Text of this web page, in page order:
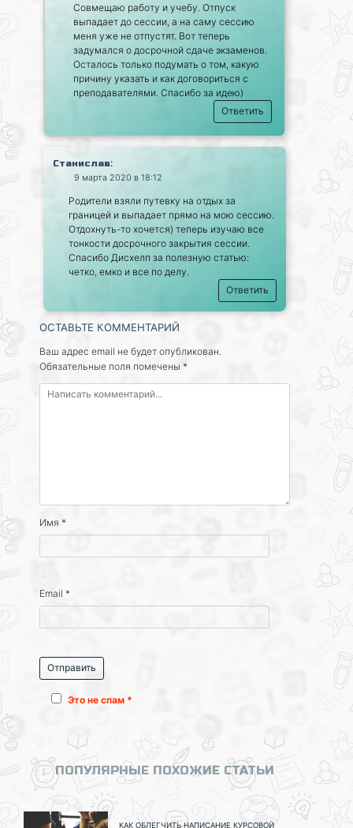
Совмещаю работу и учебу. Отпуск
выпадает до сессии, а на саму сессию
меня уже не отпустят. Вот теперь
задумался о досрочной сдаче экзаменов.
Осталось только подумать о том, какую
причину указать и как договориться с
преподавателями. Спасибо за идею)
Ответить
Станислав:
9 марта 2020 в 18:12
Родители взяли путевку на отдых за
границей и выпадает прямо на мою сессию.
Отдохнуть-то хочется) теперь изучаю все
тонкости досрочного закрытия сессии.
Спасибо Дисхелп за полезную статью:
четко, емко и все по делу.
Ответить
ОСТАВЬТЕ КОММЕНТАРИЙ
Ваш адрес email не будет опубликован.
Обязательные поля помечены *
Имя *
Email *
Это не спам *
ПОПУЛЯРНЫЕ ПОХОЖИЕ СТАТЬИ
КАК ОБЛЕГЧИТЬ НАПИСАНИЕ КУРСОВОЙ